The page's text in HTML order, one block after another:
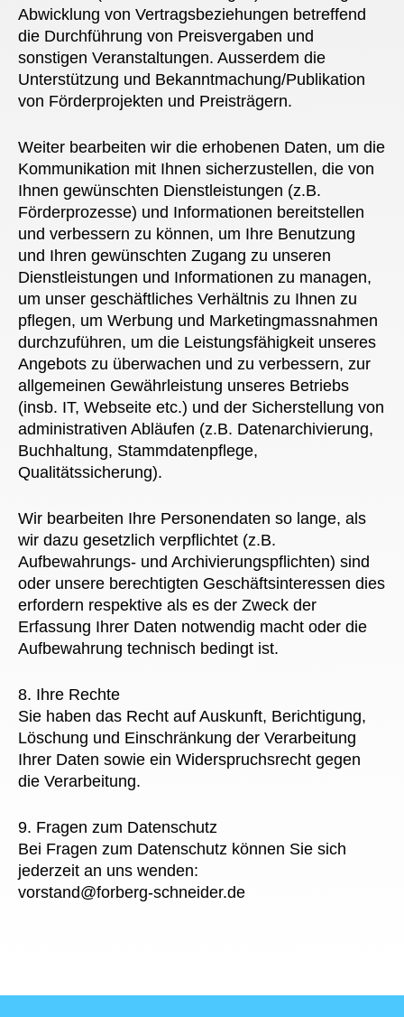
Abwicklung von Vertragsbeziehungen betreffend
die Durchführung von Preisvergaben und
sonstigen Veranstaltungen. Ausserdem die
Unterstützung und Bekanntmachung/Publikation
von Förderprojekten und Preisträgern.
Weiter bearbeiten wir die erhobenen Daten, um die
Kommunikation mit Ihnen sicherzustellen, die von
Ihnen gewünschten Dienstleistungen (z.B.
Förderprozesse) und Informationen bereitstellen
und verbessern zu können, um Ihre Benutzung
und Ihren gewünschten Zugang zu unseren
Dienstleistungen und Informationen zu managen,
um unser geschäftliches Verhältnis zu Ihnen zu
pflegen, um Werbung und Marketingmassnahmen
durchzuführen, um die Leistungsfähigkeit unseres
Angebots zu überwachen und zu verbessern, zur
allgemeinen Gewährleistung unseres Betriebs
(insb. IT, Webseite etc.) und der Sicherstellung von
administrativen Abläufen (z.B. Datenarchivierung,
Buchhaltung, Stammdatenpflege,
Qualitätssicherung).
Wir bearbeiten Ihre Personendaten so lange, als
wir dazu gesetzlich verpflichtet (z.B.
Aufbewahrungs- und Archivierungspflichten) sind
oder unsere berechtigten Geschäftsinteressen dies
erfordern respektive als es der Zweck der
Erfassung Ihrer Daten notwendig macht oder die
Aufbewahrung technisch bedingt ist.
8. Ihre Rechte
Sie haben das Recht auf Auskunft, Berichtigung,
Löschung und Einschränkung der Verarbeitung
Ihrer Daten sowie ein Widerspruchsrecht gegen
die Verarbeitung.
9. Fragen zum Datenschutz
Bei Fragen zum Datenschutz können Sie sich
jederzeit an uns wenden:
vorstand@forberg-schneider.de